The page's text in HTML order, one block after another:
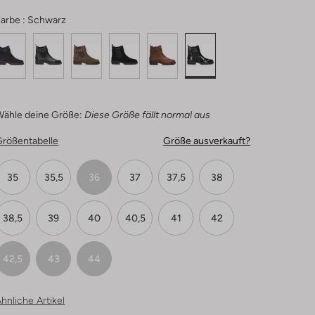
: Schwarz
deine Größe: Diese Größe fällt normal aus
Größe ausverkauft?
35 35,5 36 37 37,5 38
38,5 39 40 40,5 41 42
42,5 43 44
Artikel